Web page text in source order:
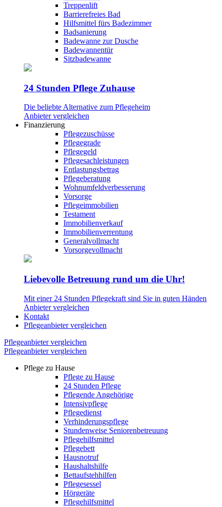
Treppenlift
Barrierefreies Bad
Hilfsmittel fürs Badezimmer
Badsanierung
Badewanne zur Dusche
Badewannentür
Sitzbadewanne
24 Stunden Pflege Zuhause
Die beliebte Alternative zum Pflegeheim
Anbieter vergleichen
Finanzierung
Pflegezuschüsse
Pflegegrade
Pflegegeld
Pflegesachleistungen
Entlastungsbetrag
Pflegeberatung
Wohnumfeldverbesserung
Vorsorge
Pflegeimmobilien
Testament
Immobilienverkauf
Immobilienverrentung
Generalvollmacht
Vorsorgevollmacht
Liebevolle Betreuung rund um die Uhr!
Mit einer 24 Stunden Pflegekraft sind Sie in guten Händen
Anbieter vergleichen
Kontakt
Pflegeanbieter vergleichen
Pflegeanbieter vergleichen
Pflegeanbieter vergleichen
Pflege zu Hause
Pflege zu Hause
24 Stunden Pflege
Pflegende Angehörige
Intensivpflege
Pflegedienst
Verhinderungspflege
Stundenweise Seniorenbetreuung
Pflegehilfsmittel
Pflegebett
Hausnotruf
Haushaltshilfe
Bettaufstehhilfen
Pflegesessel
Hörgeräte
Pflegehilfsmittel